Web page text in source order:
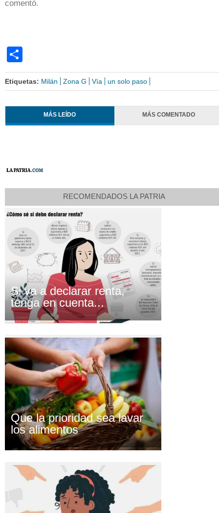
comentó.
Etiquetas: Milán Zona G Vía un solo paso
MÁS LEÍDO MÁS COMENTADO
RECOMENDADOS LA PATRIA
Si va a declarar renta,
tenga en cuenta...
Que la prioridad sea lavar
los alimentos